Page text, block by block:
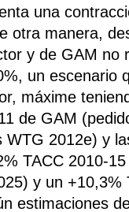
una
otra manera,
y de GAM no
un escenario
máxime
de GAM
2012e) y
TACC 2010-
y un
estimaciones